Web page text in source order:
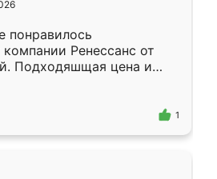
понравилось
Ренессанс от
Подходяшщая цена и
Приехавший
Владислав
эскизу самый
1